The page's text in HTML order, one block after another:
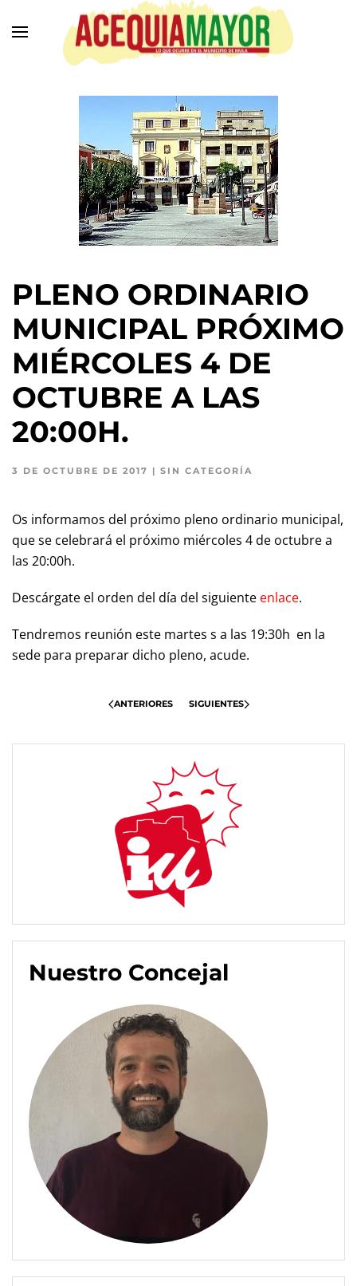
principal
PLENO ORDINARIO
MUNICIPAL PRÓXIMO
MIÉRCOLES 4 DE
OCTUBRE A LAS
20:00H.
3 DE OCTUBRE DE 2017 | SIN CATEGORÍA
Os informamos del próximo pleno ordinario municipal,
que se celebrará el próximo miércoles 4 de octubre a
las 20:00h.
Descárgate el orden del día del siguiente enlace.
Tendremos reunión este martes s a las 19:30h en la
sede para preparar dicho pleno, acude.
ANTERIORES SIGUIENTES
Nuestro Concejal